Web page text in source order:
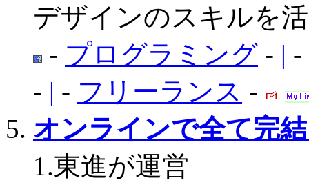
デザインのスキルを
- プログラミング - | -
- | - フリーランス -
オンラインで全て完
1.東進が運営